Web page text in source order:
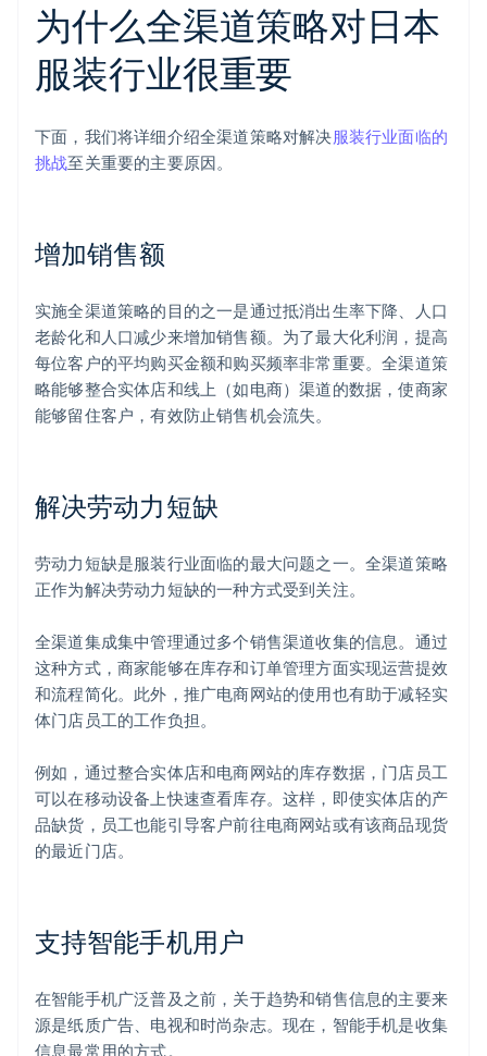
为什么全渠道策略对日本
服装行业很重要
下面，我们将详细介绍全渠道策略对解决服装行业面临的
挑战至关重要的主要原因。
增加销售额
实施全渠道策略的目的之一是通过抵消出生率下降、人口
老龄化和人口减少来增加销售额。为了最大化利润，提高
每位客户的平均购买金额和购买频率非常重要。全渠道策
略能够整合实体店和线上（如电商）渠道的数据，使商家
能够留住客户，有效防止销售机会流失。
解决劳动力短缺
劳动力短缺是服装行业面临的最大问题之一。全渠道策略
正作为解决劳动力短缺的一种方式受到关注。
全渠道集成集中管理通过多个销售渠道收集的信息。通过
这种方式，商家能够在库存和订单管理方面实现运营提效
和流程简化。此外，推广电商网站的使用也有助于减轻实
体门店员工的工作负担。
例如，通过整合实体店和电商网站的库存数据，门店员工
可以在移动设备上快速查看库存。这样，即使实体店的产
品缺货，员工也能引导客户前往电商网站或有该商品现货
的最近门店。
支持智能手机用户
在智能手机广泛普及之前，关于趋势和销售信息的主要来
源是纸质广告、电视和时尚杂志。现在，智能手机是收集
信息最常用的方式。